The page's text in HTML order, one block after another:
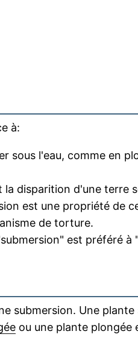
à:
sous l'eau, comme en
la disparition d'une terre
est une propriété de
de torture.
est préféré à
submersion. Une plante
ou une plante plongée